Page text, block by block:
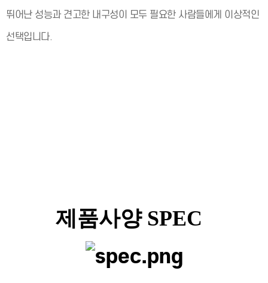
뛰어난 성능과 견고한 내구성이 모두 필요한 사람들에게 이상적인
선택입니다.
제품사양 SPEC